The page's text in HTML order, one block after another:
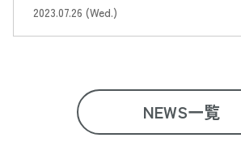
2023.07.26 (Wed.)
NEWS一覧